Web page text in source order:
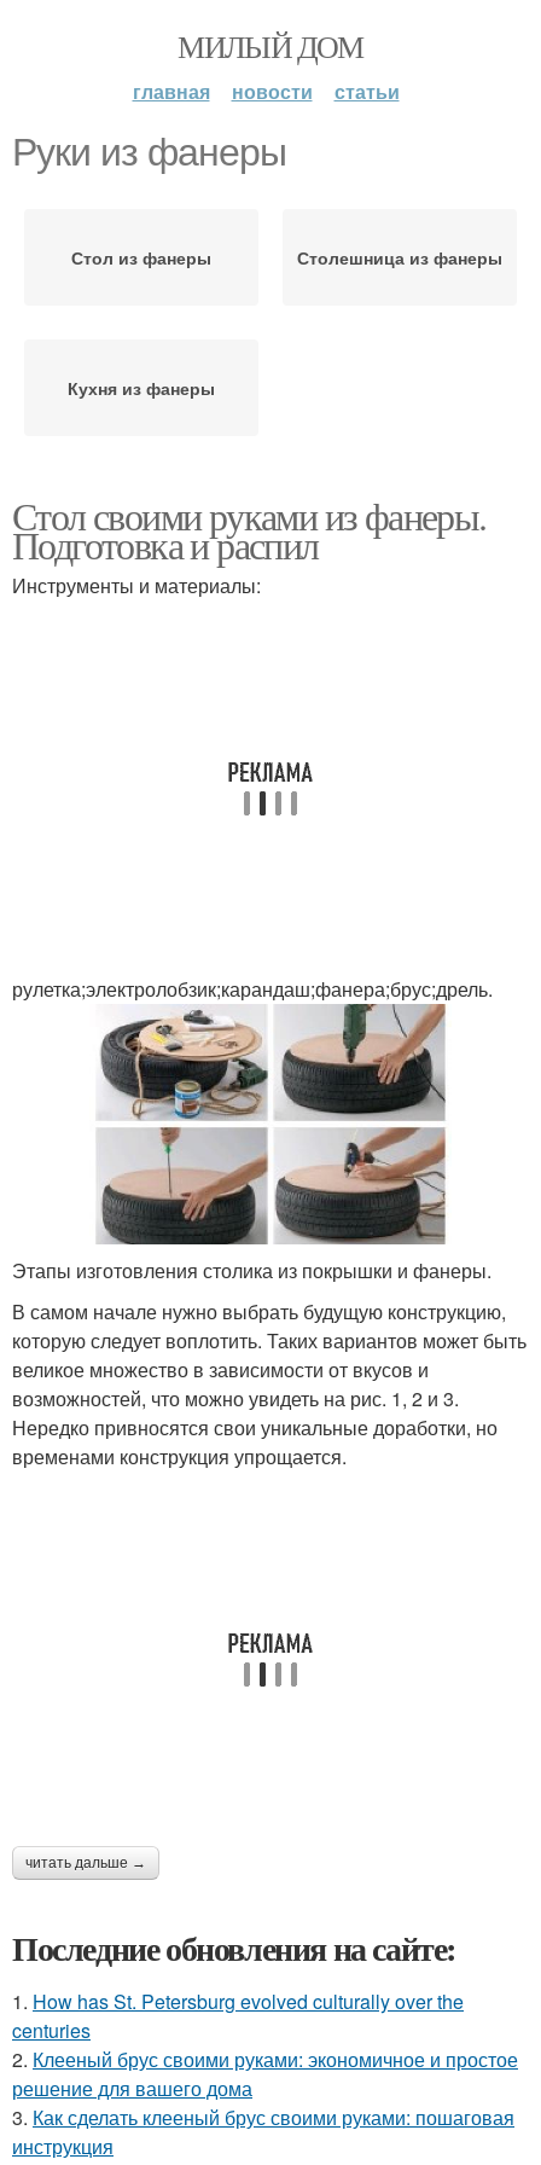
МИЛЫЙ ДОМ
главная новости статьи
Руки из фанеры
Стол из фанеры Столешница из фанеры
Кухня из фанеры
Стол своими руками из фанеры.
Подготовка и распил
Инструменты и материалы:
рулетка;электролобзик;карандаш;фанера;брус;дрель.
Этапы изготовления столика из покрышки и фанеры.
В самом начале нужно выбрать будущую конструкцию,
которую следует воплотить. Таких вариантов может быть
великое множество в зависимости от вкусов и
возможностей, что можно увидеть на рис. 1, 2 и 3.
Нередко привносятся свои уникальные доработки, но
временами конструкция упрощается.
читать дальше →
Последние обновления на сайте:
1. How has St. Petersburg evolved culturally over the
centuries
2. Клееный брус своими руками: экономичное и простое
решение для вашего дома
3. Как сделать клееный брус своими руками: пошаговая
инструкция